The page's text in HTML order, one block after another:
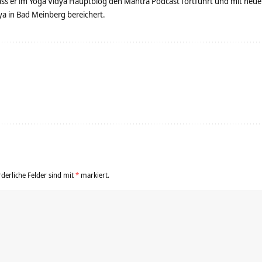
in Bad Meinberg bereichert.
Felder sind mit* markiert.